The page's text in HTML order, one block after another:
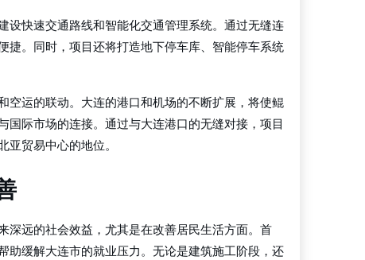
设快速交通路线和智能化交通管理系统。通过无缝连
捷。同时，项目还将打造地下停车库、智能停车系统
空运的联动。大连的港口和机场的不断扩展，将使鲲
际市场的连接。通过与大连港口的无缝对接，项目
贸易中心的地位。
深远的社会效益，尤其是在改善居民生活方面。首
助缓解大连市的就业压力。无论是建筑施工阶段，还